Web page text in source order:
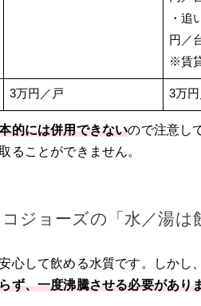
・追
円／
※賃
3万円／戸 3万
的には併用できないので注意し
ることができません。
ジョーズの「水／湯は
心して飲める水質です。しかし
ず、一度沸騰させる必要があり